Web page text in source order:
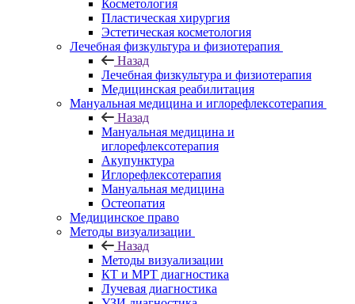
Косметология
Пластическая хирургия
Эстетическая косметология
Лечебная физкультура и физиотерапия
Назад
Лечебная физкультура и физиотерапия
Медицинская реабилитация
Мануальная медицина и иглорефлексотерапия
Назад
Мануальная медицина и
иглорефлексотерапия
Акупунктура
Иглорефлексотерапия
Мануальная медицина
Остеопатия
Медицинское право
Методы визуализации
Назад
Методы визуализации
КТ и МРТ диагностика
Лучевая диагностика